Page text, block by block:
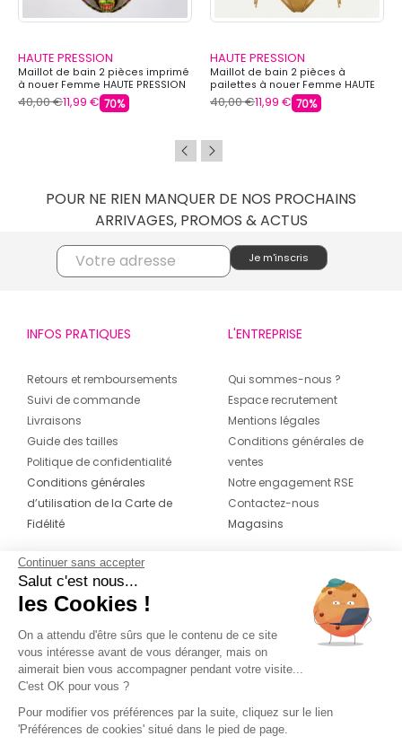
HAUTE PRESSION
Maillot de bain 2 pièces imprimé
à nouer Femme HAUTE PRESSION
40,00 €11,99 € 70%
HAUTE PRESSION
Maillot de bain 2 pièces à
pailettes à nouer Femme HAUTE
PRESSION
40,00 €11,99 € 70%
POUR NE RIEN MANQUER DE NOS PROCHAINS
ARRIVAGES, PROMOS & ACTUS
INFOS PRATIQUES
Retours et remboursements
Suivi de commande
Livraisons
Guide des tailles
Politique de confidentialité
Conditions générales
d’utilisation de la Carte de
Fidélité
L'ENTREPRISE
Qui sommes-nous ?
Espace recrutement
Mentions légales
Conditions générales de
ventes
Notre engagement RSE
Contactez-nous
Magasins
CONTACT
04 42 20 78 42
Du lundi au jeudi de 8h30 à 16h30 & le
vendredi de 8h30 à 15h30
Continuer sans accepter
Salut c'est nous...
les Cookies !
On a attendu d'être sûrs que le contenu de ce site
vous intéresse avant de vous déranger, mais on
aimerait bien vous accompagner pendant votre visite...
C'est OK pour vous ?
Pour modifier vos préférences par la suite, cliquez sur le lien
'Préférences de cookies' situé dans le pied de page.